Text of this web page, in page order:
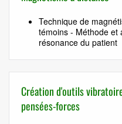
Technique de
témoins - Méthode et
résonance du patient
Création d'outils
pensées-forces